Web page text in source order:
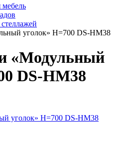
мебель
уголок» Н=700 DS-НМ38
«Модульный
DS-НМ38